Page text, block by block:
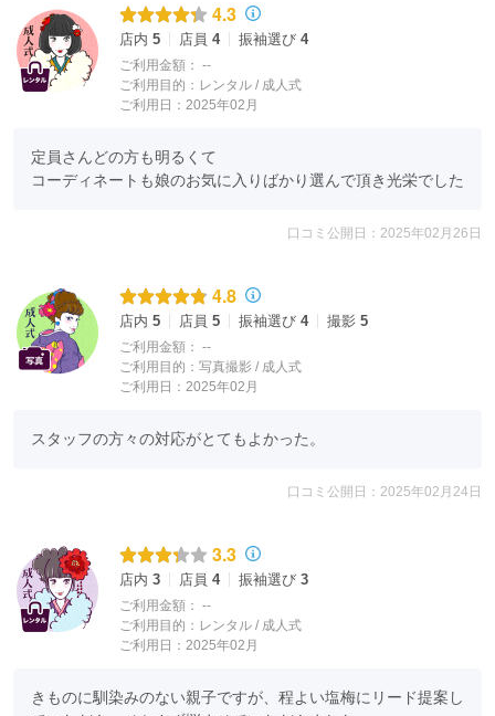
4.3
店内 5 店員 4 振袖選び 4
ご利用金額： --
ご利用目的： レンタル / 成人式
ご利用日：2025年02月
定員さんどの方も明るくて
コーディネートも娘のお気に入りばかり選んで頂き光栄でした
口コミ公開日：2025年02月26日
4.8
店内 5 店員 5 振袖選び 4 撮影 5
ご利用金額： --
ご利用目的： 写真撮影 / 成人式
ご利用日：2025年02月
スタッフの方々の対応がとてもよかった。
口コミ公開日：2025年02月24日
3.3
店内 3 店員 4 振袖選び 3
ご利用金額： --
ご利用目的： レンタル / 成人式
ご利用日：2025年02月
きものに馴染みのない親子ですが、程よい塩梅にリード提案し